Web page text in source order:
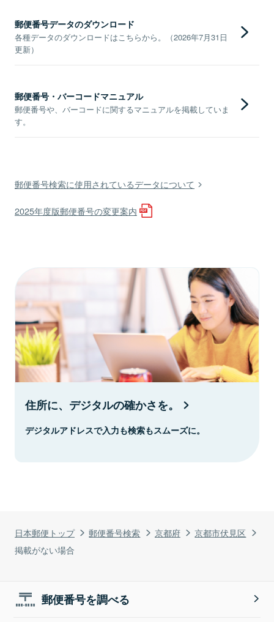
日本郵便トップ 郵便番号検索 京都府
京都市伏見区
掲載がない場合
郵便番号データのダウンロード
各種データのダウンロードはこちらから。（2026年7月31日
更新）
郵便番号・バーコードマニュアル
郵便番号や、バーコードに関するマニュアルを掲載していま
す。
郵便番号検索に使用されているデータについて
2025年度版郵便番号の変更案内
住所に、デジタルの確かさを。
デジタルアドレスで入力も検索もスムーズに。
郵便番号を調べる